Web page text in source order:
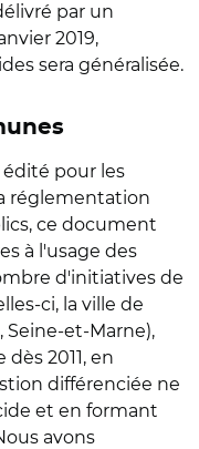
par un
2019,
sera généralisée.
édité pour les
réglementation
ce document
à l'usage des
d'initiatives de
ci, la ville de
Seine-et-Marne),
2011, en
différenciée ne
et en formant
avons